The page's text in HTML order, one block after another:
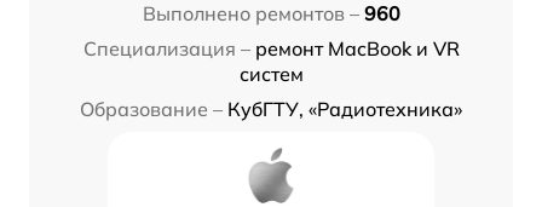
Выполнено ремонтов – 960
Специализация – ремонт MacBook и VR
систем
Образование – КубГТУ, «Радиотехника»